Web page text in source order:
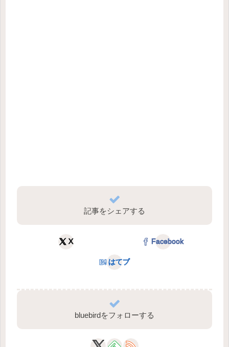
記事をシェアする
X Facebook
はてブ
bluebirdをフォローする